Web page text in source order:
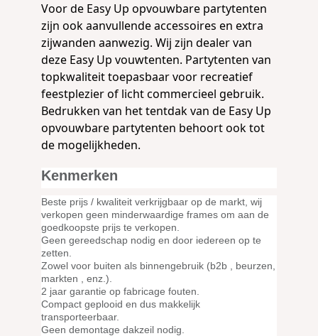
Voor de Easy Up opvouwbare partytenten
zijn ookaanvullende accessoires en extra
zijwanden aanwezig. Wij zijn dealer van
deze Easy Up vouwtenten. Partytenten van
topkwaliteit toepasbaar voor recreatief
feestplezier of licht commercieel gebruik.
Bedrukken van het tentdak van de Easy Up
opvouwbare partytenten behoort ook tot
de mogelijkheden.
Kenmerken
Beste prijs / kwaliteit verkrijgbaar op de markt, wij
verkopen geen minderwaardige frames om aan de
goedkoopste prijs te verkopen.
Geen gereedschap nodig en door iedereen op te
zetten.
Zowel voor buiten als binnengebruik (b2b , beurzen,
markten , enz.).
2 jaar garantie op fabricage fouten.
Compact geplooid en dus makkelijk
transporteerbaar.
Geen demontage dakzeil nodig.